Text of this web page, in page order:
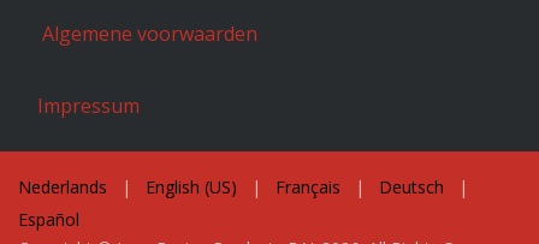
Algemene voorwaarden
Impressum
Nederlands | English (US) | Français | Deutsch
|
Español